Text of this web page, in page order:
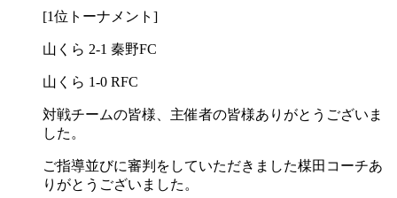
[1位トーナメント]
山くら 2-1 秦野FC
山くら 1-0 RFC
対戦チームの皆様、主催者の皆様ありがとうございま
した。
ご指導並びに審判をしていただきました楳田コーチあ
りがとうございました。